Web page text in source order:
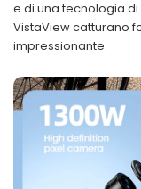
e di una tecnologia di
VistaView catturano
impressionante.